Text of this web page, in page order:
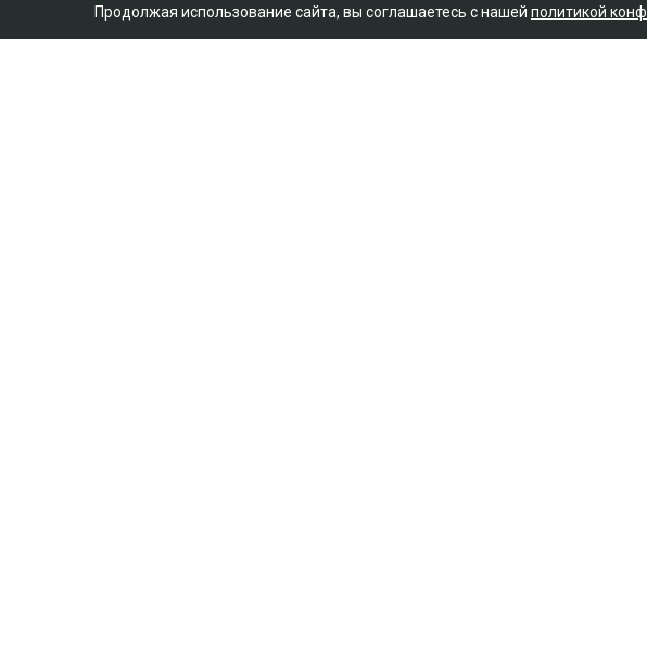
Продолжая использование сайта, вы соглашаетесь с нашей политикой